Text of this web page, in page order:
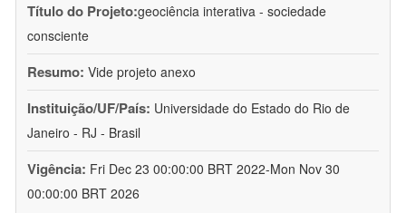
Título do Projeto:geociência interativa - sociedade
consciente
Resumo: Vide projeto anexo
Instituição/UF/País: Universidade do Estado do Rio de
Janeiro - RJ - Brasil
Vigência: Fri Dec 23 00:00:00 BRT 2022-Mon Nov 30
00:00:00 BRT 2026